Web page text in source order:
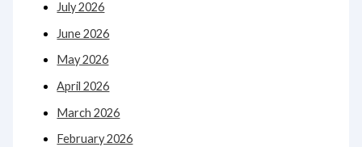
July 2026
June 2026
May 2026
April 2026
March 2026
February 2026